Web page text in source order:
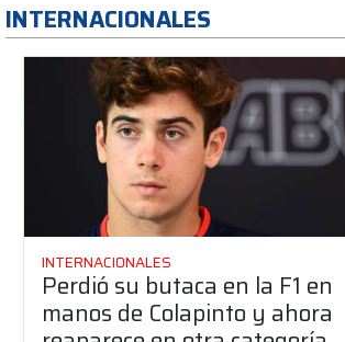
INTERNACIONALES
INTERNACIONALES
Perdió su butaca en la F1 en
manos de Colapinto y ahora